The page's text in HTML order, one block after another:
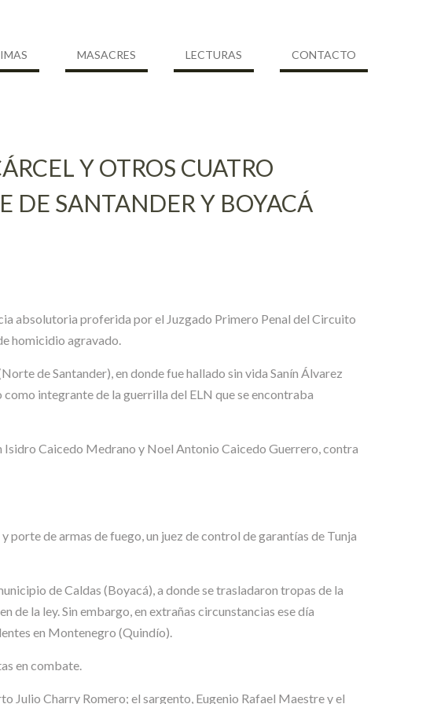
MASACRES LECTURAS CONTACTO
Y OTROS CUATRO
DE SANTANDER Y BOYACÁ
absolutoria proferida por el Juzgado Primero Penal del Circuito
homicidio agravado.
de Santander), en donde fue hallado sin vida Sanín Álvarez
integrante de la guerrilla del ELN que se encontraba
Isidro Caicedo Medrano y Noel Antonio Caicedo Guerrero, contra
de armas de fuego, un juez de control de garantías de Tunja
de Caldas (Boyacá), a donde se trasladaron tropas de la
la ley. Sin embargo, en extrañas circunstancias ese día
en Montenegro (Quindío).
en combate.
Julio Charry Romero; el sargento, Eugenio Rafael Maestre y el